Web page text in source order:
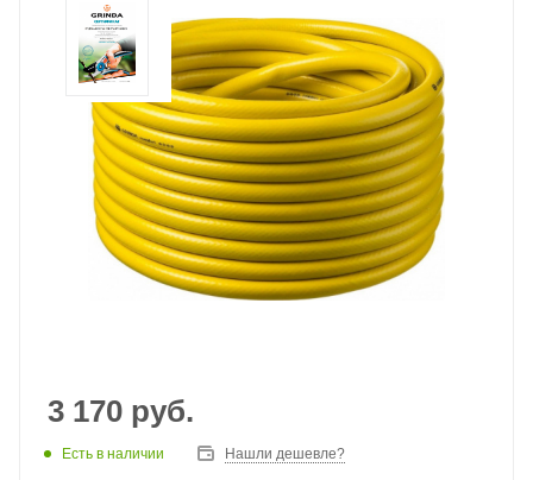
3 170 руб.
Есть в наличии Нашли дешевле?